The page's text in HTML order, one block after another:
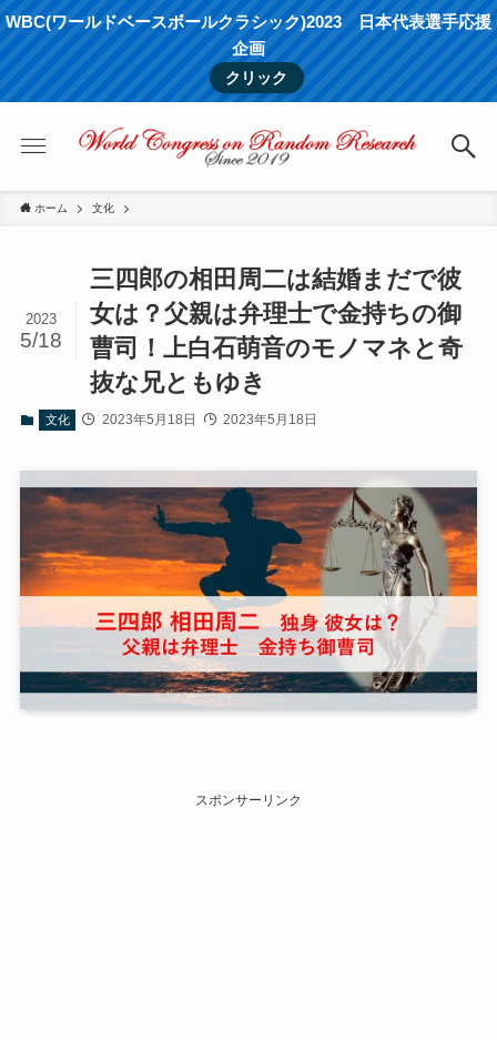
WBC(ワールドベースボールクラシック)2023 日本代表選手応援
企画
クリック
ホーム 文化
三四郎の相田周二は結婚まだで彼
女は？父親は弁理士で金持ちの御
曹司！上白石萌音のモノマネと奇
抜な兄ともゆき
2023
5/18
文化 2023年5月18日 2023年5月18日
スポンサーリンク